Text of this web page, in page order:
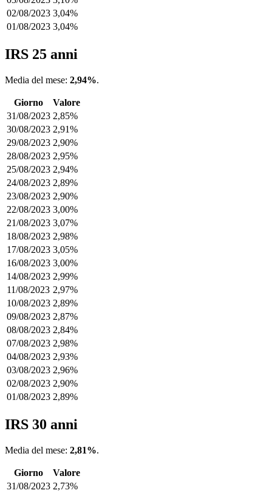
02/08/2023 3,04%
01/08/2023 3,04%
IRS 25 anni
Media del mese: 2,94%.
Giorno
Valore
31/08/2023 2,85%
30/08/2023 2,91%
29/08/2023 2,90%
28/08/2023 2,95%
25/08/2023 2,94%
24/08/2023 2,89%
23/08/2023 2,90%
22/08/2023 3,00%
21/08/2023 3,07%
18/08/2023 2,98%
17/08/2023 3,05%
16/08/2023 3,00%
14/08/2023 2,99%
11/08/2023 2,97%
10/08/2023 2,89%
09/08/2023 2,87%
08/08/2023 2,84%
07/08/2023 2,98%
04/08/2023 2,93%
03/08/2023 2,96%
02/08/2023 2,90%
01/08/2023 2,89%
IRS 30 anni
Media del mese: 2,81%.
Giorno
Valore
31/08/2023 2,73%